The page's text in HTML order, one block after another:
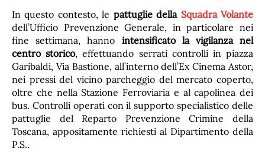
In questo contesto, le pattuglie della Squadra Volante
dell’Ufficio Prevenzione Generale, in particolare nei
fine settimana, hanno intensificato la vigilanza nel
centro storico, effettuando serrati controlli in piazza
Garibaldi, Via Bastione, all’interno dell’Ex Cinema Astor,
nei pressi del vicino parcheggio del mercato coperto,
oltre che nella Stazione Ferroviaria e al capolinea dei
bus. Controlli operati con il supporto specialistico delle
pattuglie del Reparto Prevenzione Crimine della
Toscana, appositamente richiesti al Dipartimento della
P.S..